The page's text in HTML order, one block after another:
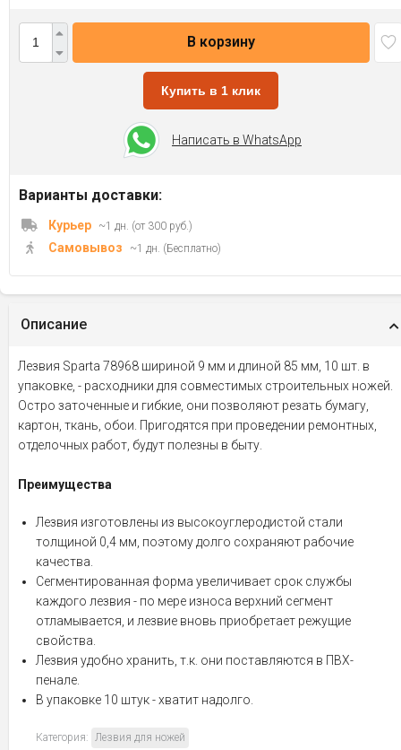
В корзину
Купить в 1 клик
Написать в WhatsApp
Варианты доставки:
Курьер ~1 дн. (от 300 руб.)
Самовывоз ~1 дн. (Бесплатно)
Описание
Лезвия Sparta 78968 шириной 9 мм и длиной 85 мм, 10 шт. в
упаковке, - расходники для совместимых строительных ножей.
Остро заточенные и гибкие, они позволяют резать бумагу,
картон, ткань, обои. Пригодятся при проведении ремонтных,
отделочных работ, будут полезны в быту.
Преимущества
Лезвия изготовлены из высокоуглеродистой стали
толщиной 0,4 мм, поэтому долго сохраняют рабочие
качества.
Сегментированная форма увеличивает срок службы
каждого лезвия - по мере износа верхний сегмент
отламывается, и лезвие вновь приобретает режущие
свойства.
Лезвия удобно хранить, т.к. они поставляются в ПВХ-
пенале.
В упаковке 10 штук - хватит надолго.
Категория: Лезвия для ножей